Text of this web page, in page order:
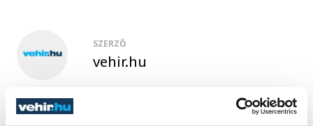
SZERZŐ
vehir.hu